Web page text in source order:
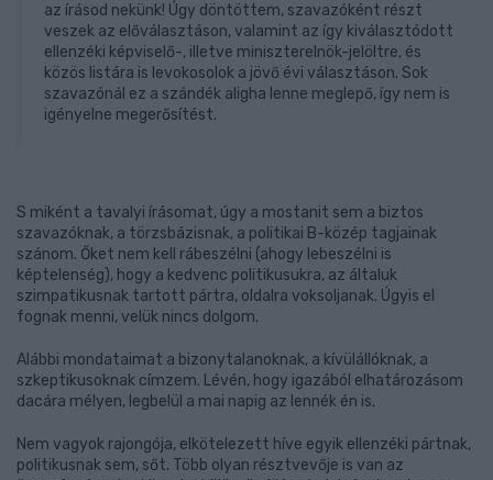
az írásod nekünk! Úgy döntöttem, szavazóként részt
veszek az előválasztáson, valamint az így kiválasztódott
ellenzéki képviselő-, illetve miniszterelnök-jelöltre, és
közös listára is levokosolok a jövő évi választáson. Sok
szavazónál ez a szándék aligha lenne meglepő, így nem is
igényelne megerősítést.
S miként a tavalyi írásomat, úgy a mostanit sem a biztos
szavazóknak, a törzsbázisnak, a politikai B-közép tagjainak
szánom. Őket nem kell rábeszélni (ahogy lebeszélni is
képtelenség), hogy a kedvenc politikusukra, az általuk
szimpatikusnak tartott pártra, oldalra voksoljanak. Úgyis el
fognak menni, velük nincs dolgom.
Alábbi mondataimat a bizonytalanoknak, a kívülállóknak, a
szkeptikusoknak címzem. Lévén, hogy igazából elhatározásom
dacára mélyen, legbelül a mai napig az lennék én is.
Nem vagyok rajongója, elkötelezett híve egyik ellenzéki pártnak,
politikusnak sem, sőt. Több olyan résztvevője is van az